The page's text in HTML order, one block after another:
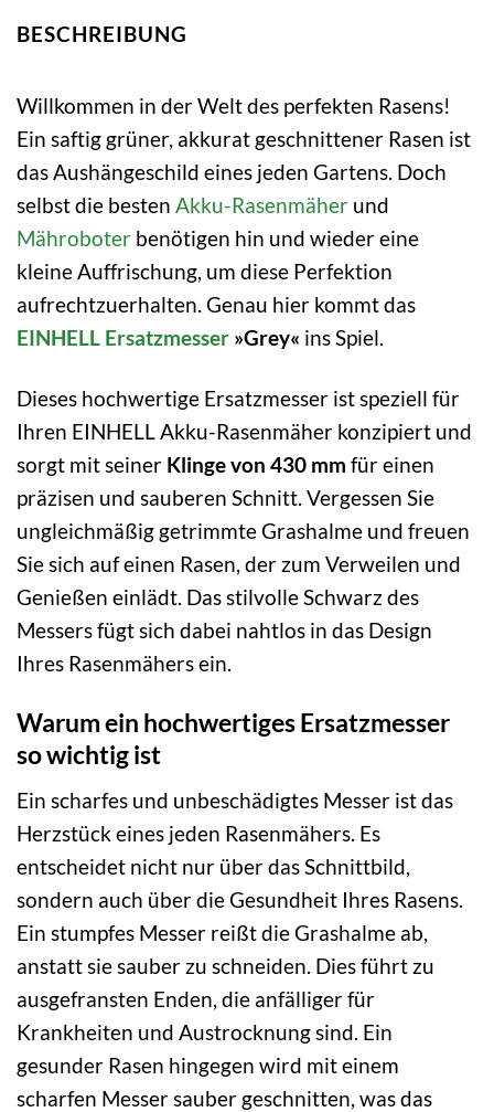
BESCHREIBUNG
Willkommen in der Welt des perfekten Rasens!
Ein saftig grüner, akkurat geschnittener Rasen ist
das Aushängeschild eines jeden Gartens. Doch
selbst die besten Akku-Rasenmäher und
Mähroboter benötigen hin und wieder eine
kleine Auffrischung, um diese Perfektion
aufrechtzuerhalten. Genau hier kommt das
EINHELL Ersatzmesser »Grey« ins Spiel.
Dieses hochwertige Ersatzmesser ist speziell für
Ihren EINHELL Akku-Rasenmäher konzipiert und
sorgt mit seiner Klinge von 430 mm für einen
präzisen und sauberen Schnitt. Vergessen Sie
ungleichmäßig getrimmte Grashalme und freuen
Sie sich auf einen Rasen, der zum Verweilen und
Genießen einlädt. Das stilvolle Schwarz des
Messers fügt sich dabei nahtlos in das Design
Ihres Rasenmähers ein.
Warum ein hochwertiges Ersatzmesser
so wichtig ist
Ein scharfes und unbeschädigtes Messer ist das
Herzstück eines jeden Rasenmähers. Es
entscheidet nicht nur über das Schnittbild,
sondern auch über die Gesundheit Ihres Rasens.
Ein stumpfes Messer reißt die Grashalme ab,
anstatt sie sauber zu schneiden. Dies führt zu
ausgefransten Enden, die anfälliger für
Krankheiten und Austrocknung sind. Ein
gesunder Rasen hingegen wird mit einem
scharfen Messer sauber geschnitten, was das